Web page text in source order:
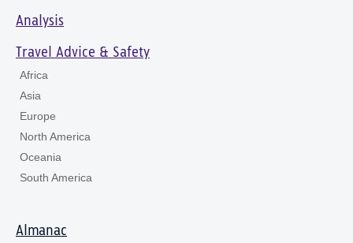
Analysis
Travel Advice & Safety
Africa
Asia
Europe
North America
Oceania
South America
Almanac